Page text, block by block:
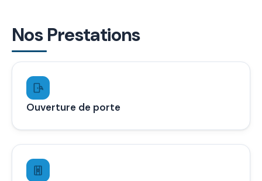
Nos Prestations
Ouverture de porte